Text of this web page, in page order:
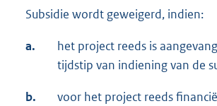
Subsidie wordt geweigerd, indien:
a.
het project reeds is
tijdstip van indiening van de
b.
voor het project reeds